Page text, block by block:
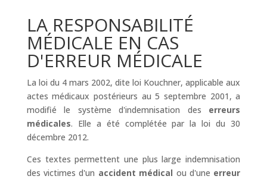
LA RESPONSABILITÉ
MÉDICALE EN CAS
D'ERREUR MÉDICALE
La loi du 4 mars 2002, dite loi Kouchner, applicable aux
actes médicaux postérieurs au 5 septembre 2001, a
modifié le système d'indemnisation des erreurs
médicales. Elle a été complétée par la loi du 30
décembre 2012.
Ces textes permettent une plus large indemnisation
des victimes d'un accident médical ou d'une erreur